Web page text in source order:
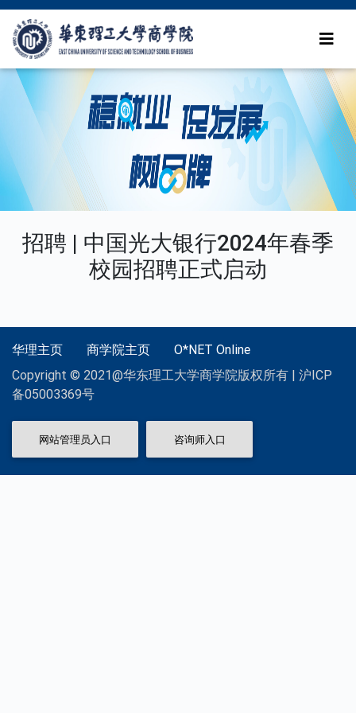
招聘 | 中国光大银行2024年春季
校园招聘正式启动
华理主页 商学院主页
O*NET Online
Copyright © 2021@华东理工大学商学院版权所有 | 沪ICP
备05003369号
网站管理员入口 咨询师入口